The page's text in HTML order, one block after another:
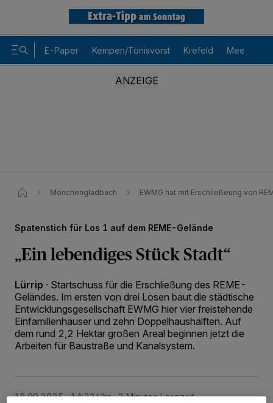
E-Paper Kempen/Tönisvorst Krefeld Meerbusch
Mönchengladbach EWMG hat mit Erschließeung von
Spatenstich für Los 1 auf dem REME-Gelände
„Ein lebendiges Stück Stadt“
Lürrip · Startschuss für die Erschließung des REME-
Geländes. Im ersten von drei Losen baut die städtische
Entwicklungsgesellschaft EWMG hier vier freistehende
Einfamilienhäuser und zehn Doppelhaushälften. Auf
dem rund 2,2 Hektar großen Areal beginnen jetzt die
Arbeiten für Baustraße und Kanalsystem.
18.09.2025 , 14:23 Uhr 2 Minuten Lesezeit
Wir und unsere218-Partner speichern und greifen auf
personenbezogene Daten wie Browserdaten oder eindeutige
Kennungen auf Ihrem Gerät zu. Durch Auswahl von OK aktivieren Sie
Tracking-Technologien für die unter „Wir und unsere Partner
verarbeiten Daten, um Ihnen Dienste bereitzustellen“ aufgeführten
Zwecke. Wenn Tracker deaktiviert sind, sind manche Inhalte und
Anzeigen möglicherweise nicht mehr so relevant für Sie. Sie können
dieses Menü jederzeit wieder aufrufen, um Ihre Einstellungen zu
Informationen finden Sie in unserer Datenschutzerklärung.